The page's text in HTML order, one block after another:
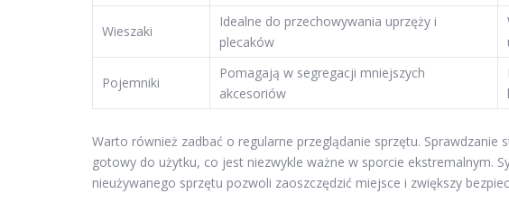
Wieszaki
Idealne do przechowywania uprzęży i
plecaków
Pojemniki
Pomagają w segregacji mniejszych
akcesoriów
Warto również zadbać o regularne przeglądanie sprzętu. Sprawdzanie
gotowy do użytku, co jest niezwykle ważne w sporcie ekstremalnym.
nieużywanego sprzętu pozwoli zaoszczędzić miejsce i zwiększy